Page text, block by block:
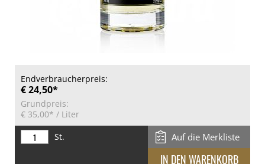
Endverbraucherpreis:
€ 24,50*
Grundpreis:
€ 35,00* / Liter
St.
Auf die Merkliste